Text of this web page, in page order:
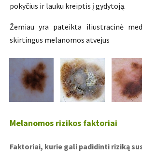
pokyčius ir lauku kreiptis į gydytoją.
Žemiau yra pateikta iliustracinė
skirtingus melanomos atvejus
Melanomos rizikos faktoriai
Faktoriai, kurie gali padidinti riziką